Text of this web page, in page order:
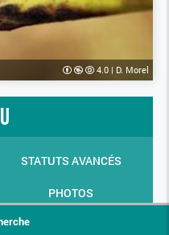
4.0 | D. Morel
STATUTS AVANCÉS
PHOTOS